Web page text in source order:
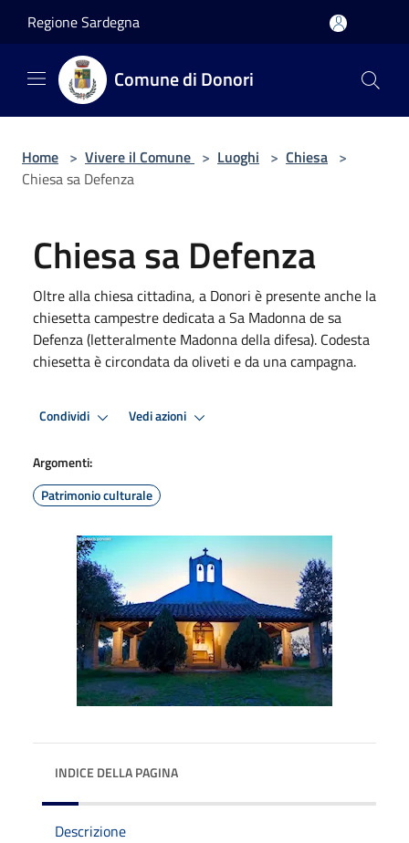
Regione Sardegna
Comune di Donori
Home > Vivere il Comune > Luoghi > Chiesa >
Chiesa sa Defenza
Chiesa sa Defenza
Oltre alla chiesa cittadina, a Donori è presente anche la
chiesetta campestre dedicata a Sa Madonna de sa
Defenza (letteralmente Madonna della difesa). Codesta
chiesetta è circondata da oliveti e da una campagna.
Condividi Vedi azioni
Argomenti:
Patrimonio culturale
INDICE DELLA PAGINA
Descrizione